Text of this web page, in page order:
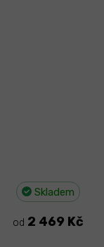
Skladem
od 2 469 Kč